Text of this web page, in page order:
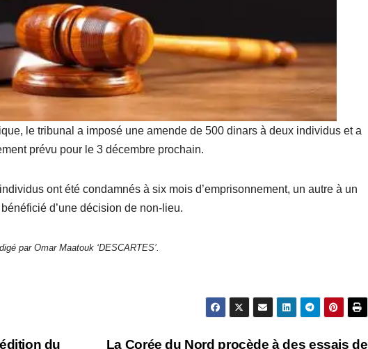
le tribunal a imposé une amende de 500 dinars à deux individus et a
prévu pour le 3 décembre prochain.
ont été condamnés à six mois d’emprisonnement, un autre à un
d’une décision de non-lieu.
par Omar Maatouk ‘DESCARTES’.
La Corée du Nord procède à des essais de
du